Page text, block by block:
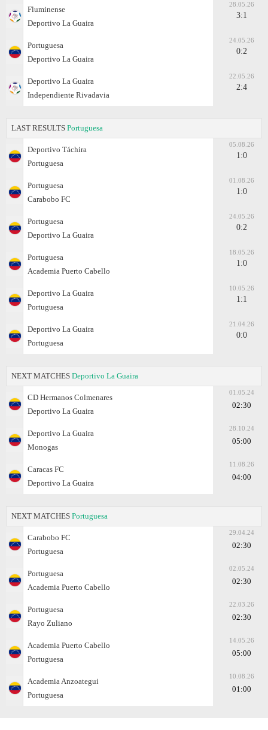
Fluminense
Deportivo La Guaira
28.05.26
3:1
Portuguesa
Deportivo La Guaira
24.05.26
0:2
Deportivo La Guaira
Independiente Rivadavia
22.05.26
2:4
LAST RESULTS Portuguesa
Deportivo Táchira
Portuguesa
05.08.26
1:0
Portuguesa
Carabobo FC
01.08.26
1:0
Portuguesa
Deportivo La Guaira
24.05.26
0:2
Portuguesa
Academia Puerto Cabello
18.05.26
1:0
Deportivo La Guaira
Portuguesa
10.05.26
1:1
Deportivo La Guaira
Portuguesa
21.04.26
0:0
NEXT MATCHES Deportivo La Guaira
CD Hermanos Colmenares
Deportivo La Guaira
01.05.24
02:30
Deportivo La Guaira
Monogas
28.10.24
05:00
Caracas FC
Deportivo La Guaira
11.08.26
04:00
NEXT MATCHES Portuguesa
Carabobo FC
Portuguesa
29.04.24
02:30
Portuguesa
Academia Puerto Cabello
02.05.24
02:30
Portuguesa
Rayo Zuliano
22.03.26
02:30
Academia Puerto Cabello
Portuguesa
14.05.26
05:00
Academia Anzoategui
Portuguesa
10.08.26
01:00